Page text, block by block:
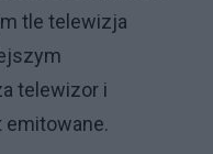
tle telewizja
telewizor i
emitowane.